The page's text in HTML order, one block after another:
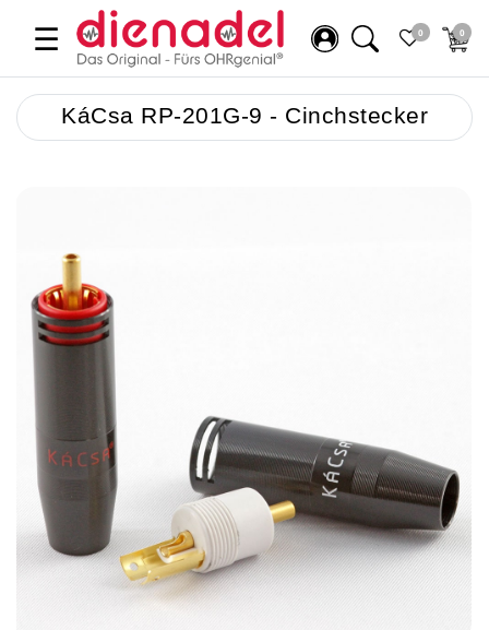
☰ 0 0
KáCsa RP-201G-9 - Cinchstecker